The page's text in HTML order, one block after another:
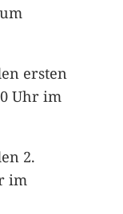
ersten
Uhr im
2.
im